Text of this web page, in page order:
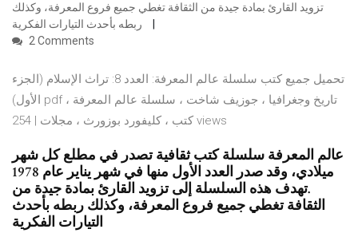
تزويد القارئ بمادة جيدة من الثقافة تغطي جميع فروع المعرفة، وكذلك
2 Comments
تحميل جميع كتب سلسلة عالم المعرفة: العدد 8: تراث الإسلام (الجزء
الأول) pdf تاريخ وجغرافيا ، جوزيف شاخت ، سلسلة عالم المعرفة ،
كتب ، كليفورد بوزورث ، مجلات | 254 views
عالم المعرفة سلسلة كتب ثقافية تصدر في مطلع كل شهر
ميلادي، وقد صدر العدد الأول منها في شهر يناير عام 1978
.تهدف هذه السلسلة إلى تزويد القارئ بمادة جيدة من
الثقافة تغطي جميع فروع المعرفة، وكذلك ربطه بأحدث
التيارات الفكرية